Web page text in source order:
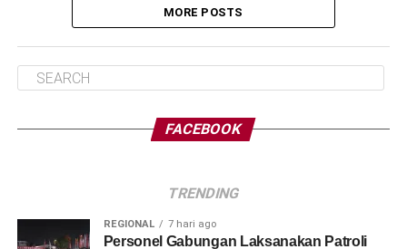
MORE POSTS
FACEBOOK
TRENDING
REGIONAL 7 hari ago
Personel Gabungan Laksanakan Patroli